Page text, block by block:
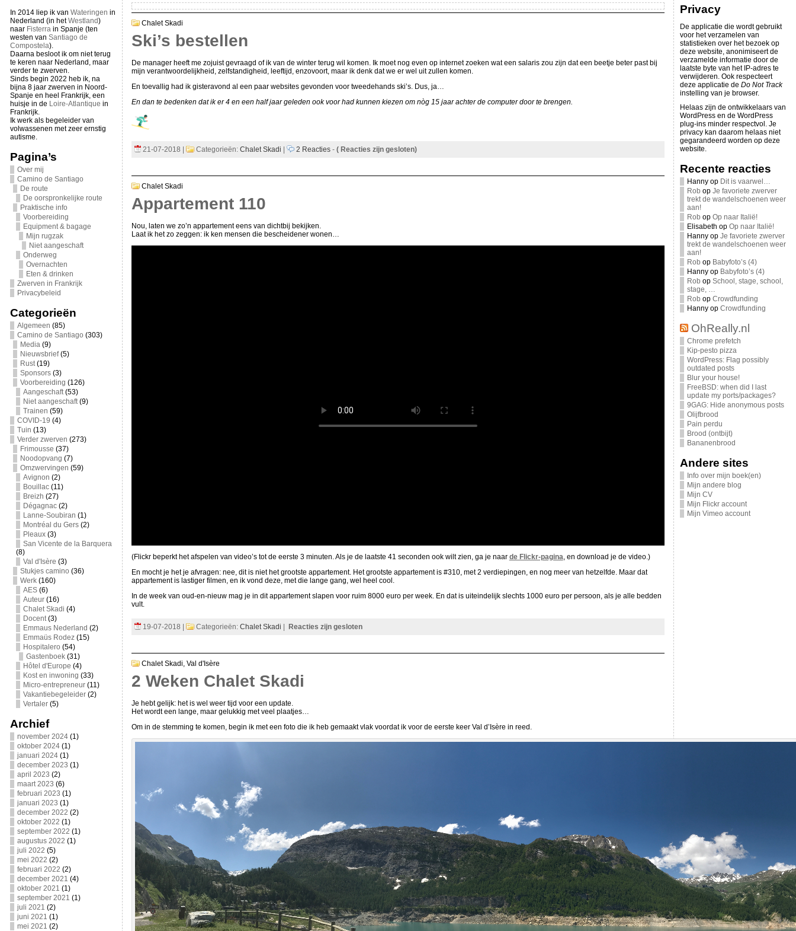
In 2014 liep ik van Wateringen in
Nederland (in hetWestland)
naar Fisterrain Spanje (ten
westen van Santiago de
Compostela).
Daarna besloot ik om niet terug
te keren naar Nederland, maar
verder te zwerven.
Sinds begin 2022 heb ik, na
bijna 8 jaar zwerven in Noord-
Spanje en heel Frankrijk, een
huisje in de Loire-Atlantique in
Frankrijk.
Ik werk als begeleider van
volwassenen met zeer ernstig
autisme.
Pagina’s
Over mij
Camino de Santiago
De route
De oorspronkelijke route
Praktische info
Voorbereiding
Equipment & bagage
Mijn rugzak
Niet aangeschaft
Onderweg
Overnachten
Eten & drinken
Zwerven in Frankrijk
Privacybeleid
Categorieën
Algemeen (85)
Camino de Santiago (303)
Media(9)
Nieuwsbrief(5)
Rust(19)
Sponsors(3)
Voorbereiding (126)
Aangeschaft(53)
Niet aangeschaft(9)
Trainen (59)
COVID-19 (4)
Tuin (13)
Verder zwerven (273)
Frimousse (37)
Noodopvang (7)
Omzwervingen (59)
Avignon (2)
Bouillac(11)
Breizh (27)
Dégagnac(2)
Lanne-Soubiran (1)
Montréal du Gers(2)
Pleaux(3)
San Vicente de la Barquera
(8)
Val d'Isère (3)
Stukjes camino (36)
Werk(160)
AES(6)
Auteur(16)
Chalet Skadi (4)
Docent(3)
Emmaus Nederland (2)
Emmaüs Rodez(15)
Hospitalero (54)
Gastenboek(31)
Hôtel d'Europe (4)
Kost en inwoning (33)
Micro-entrepreneur(11)
Vakantiebegeleider(2)
Vertaler(5)
Archief
november 2024(1)
oktober 2024(1)
januari 2024(1)
december 2023 (1)
april 2023 (2)
maart 2023 (6)
februari 2023 (1)
januari 2023 (1)
december 2022 (2)
oktober 2022 (1)
september 2022 (1)
augustus 2022 (1)
juli 2022 (5)
mei 2022 (2)
februari 2022 (2)
december 2021 (4)
oktober 2021 (1)
september 2021 (1)
juli 2021 (2)
juni 2021 (1)
mei 2021 (2)
Chalet Skadi
Ski’s bestellen
De manager heeft me zojuist gevraagd of ik van de winter terug wil komen. Ik moet nog even op internet zoeken wat een salaris zou zijn dat een beetje beter past bij
mijn verantwoordelijkheid, zelfstandigheid, leeftijd, enzovoort, maar ik denk dat we er wel uit zullen komen.
En toevallig had ik gisteravond al een paar websites gevonden voor tweedehands ski’s. Dus, ja…
En dan te bedenken dat ik er 4 en een half jaar geleden ook voor had kunnen kiezen om nòg 15 jaar achter de computer door te brengen.
21-07-2018 | Categorieën: Chalet Skadi 2 Reacties- (Reacties zijn gesloten)
Chalet Skadi
Appartement 110
Nou, laten we zo’n appartement eens van dichtbij bekijken.
Laat ik het zo zeggen: ik ken mensen die bescheidener wonen…
(Flickr beperkt het afspelen van video’s tot de eerste 3 minuten. Als je de laatste 41 seconden ook wilt zien, ga je naar de Flickr-pagina, en download je de video.)
En mocht je het je afvragen: nee, dit is niet het grootste appartement. Het grootste appartement is #310, met 2 verdiepingen, en nog meer van hetzelfde. Maar dat
appartement is lastiger filmen, en ik vond deze, met die lange gang, wel heel cool.
In de week van oud-en-nieuw mag je in dit appartement slapen voor ruim 8000 euro per week. En dat is uiteindelijk slechts 1000 euro per persoon, als je alle bedden
vult.
19-07-2018 | Categorieën: Chalet Skadi Reacties zijn gesloten
Chalet Skadi, Val d'Isère
2 Weken Chalet Skadi
Je hebt gelijk: het is wel weer tijd voor een update.
Het wordt een lange, maar gelukkig met veel plaatjes…
Om in de stemming te komen, begin ik met een foto die ik heb gemaakt vlak voordat ik voor de eerste keer Val d’Isère in reed.
Privacy
De applicatie die wordt gebruikt
voor het verzamelen van
statistieken over het bezoek op
deze website, anonimiseert de
verzamelde informatie door de
laatste byte van het IP-adres te
verwijderen. Ook respecteert
deze applicatie de Do Not Track
instelling van je browser.
Helaas zijn de ontwikkelaars van
WordPress en de WordPress
plug-ins minder respectvol. Je
privacy kan daarom helaas niet
gegarandeerd worden op deze
website.
Recente reacties
Hannyop Dit is vaarwel…
Rob op Je favoriete zwerver
trekt de wandelschoenen weer
aan!
Rob op Op naar Italië!
Elisabeth op Op naar Italië!
Hannyop Je favoriete zwerver
trekt de wandelschoenen weer
aan!
Rob op Babyfoto’s (4)
Hannyop Babyfoto’s (4)
Rob op School, stage, school,
stage, …
Rob op Crowdfunding
Hannyop Crowdfunding
OhReally.nl
Chrome prefetch
Kip-pesto pizza
WordPress: Flag possibly
outdated posts
Blur your house!
FreeBSD: when did I last
update my ports/packages?
9GAG: Hide anonymous posts
Olijfbrood
Pain perdu
Brood (ontbijt)
Bananenbrood
Andere sites
Info over mijn boek(en)
Mijn andere blog
Mijn CV
Mijn Flickr account
Mijn Vimeo account